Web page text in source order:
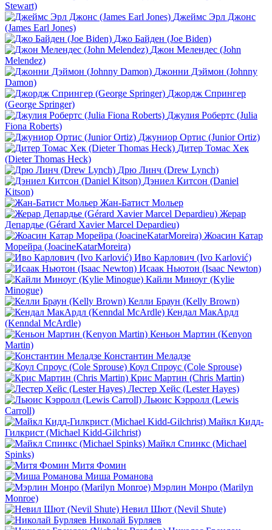
Stewart)
Джеймс Эрл Джонс
(James Earl Jones)
Джо Байден (Joe Biden)
Джон Мелендес (John
Melendez)
Джонни Дэймон (Johnny
Damon)
Джордж Спрингер
(George Springer)
Джулия Робертс (Julia
Fiona Roberts)
Джуниор Ортис (Junior Ortiz)
Дитер Томас Хек
(Dieter Thomas Heck)
Дрю Линч (Drew Lynch)
Дэниел Китсон (Daniel
Kitson)
Жан-Батист Мольер
Жерар
Депардье (Gérard Xavier Marcel Depardieu)
Жоасин Катар
Морейра (JoacineKatarMoreira)
Иво Карлович (Ivo Karlović)
Исаак Ньютон (Isaac Newton)
Кайли Миноуг (Kylie
Minogue)
Келли Браун (Kelly Brown)
Кендал МакАрдл
(Kenndal McArdle)
Кеньон Мартин (Kenyon
Martin)
Константин Меладзе
Коул Спроус (Cole Sprouse)
Крис Мартин (Chris Martin)
Лестер Хейс (Lester Hayes)
Льюис Кэрролл (Lewis
Carroll)
Майкл Кидд-
Гилкрист (Michael Kidd-Gilchrist)
Майкл Спинкс (Michael
Spinks)
Митя Фомин
Миша Романова
Мэрлин Монро (Marilyn
Monroe)
Невил Шют (Nevil Shute)
Николай Бурляев